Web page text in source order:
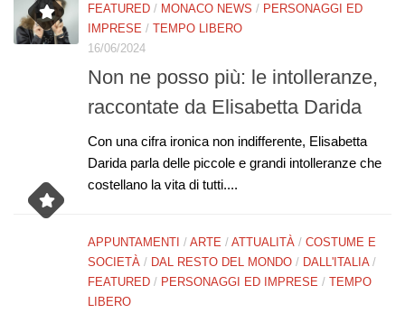
FEATURED / MONACO NEWS / PERSONAGGI ED
IMPRESE / TEMPO LIBERO
16/06/2024
Non ne posso più: le intolleranze,
raccontate da Elisabetta Darida
Con una cifra ironica non indifferente, Elisabetta
Darida parla delle piccole e grandi intolleranze che
costellano la vita di tutti....
APPUNTAMENTI / ARTE / ATTUALITÀ / COSTUME E
SOCIETÀ / DAL RESTO DEL MONDO / DALL'ITALIA /
FEATURED / PERSONAGGI ED IMPRESE / TEMPO
LIBERO